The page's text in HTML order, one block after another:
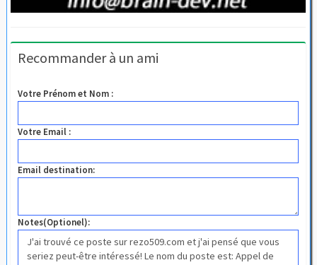
Recommander à un ami
Votre Prénom et Nom :
Votre Email :
Email destination:
Notes(Optionel):